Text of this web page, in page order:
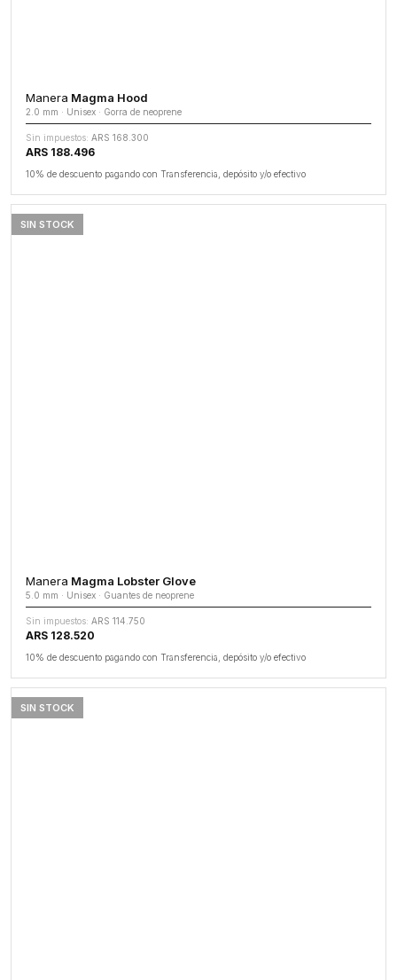
Manera Magma Hood
2.0 mm · Unisex · Gorra de neoprene
Sin impuestos: ARS 168.300
ARS 188.496
10% de descuento pagando con Transferencia, depósito y/o efectivo
SIN STOCK
Manera Magma Lobster Glove
5.0 mm · Unisex · Guantes de neoprene
Sin impuestos: ARS 114.750
ARS 128.520
10% de descuento pagando con Transferencia, depósito y/o efectivo
SIN STOCK